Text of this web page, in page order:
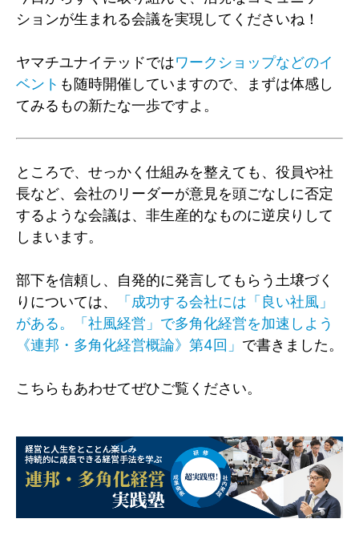
ションが生まれる会議を実現してくださいね！
ヤマチユナイテッドではワークショップなどのイ
ベント も随時開催していますので、まずは体感し
てみるもの新たな一歩ですよ。
ところで、せっかく仕組みを整えても、役員や社
長など、会社のリーダーが意見を頭ごなしに否定
するような会議は、非生産的なものに逆戻りして
しまいます。
部下を信頼し、自発的に発言してもらう土壌づく
りについては、
「成功する会社には「良い社風」
がある。「社風経営」で多角化経営を加速しよう
《連邦・多角化経営概論》第4回」 で書きました。
こちらもあわせてぜひご覧ください。